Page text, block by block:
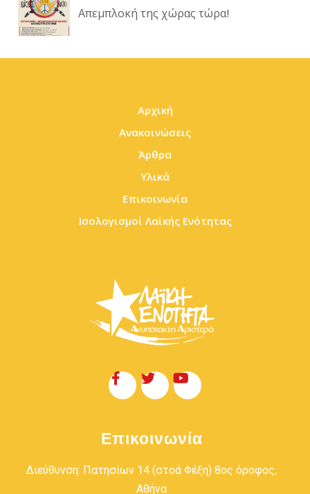
Απεμπλοκή της χώρας τώρα!
Αρχική
Ανακοινώσεις
Άρθρα
Υλικά
Επικοινωνία
Ισολογισμοί Λαϊκής Ενότητας
Επικοινωνία
Διεύθυνση: Πατησίων 14 (στοά Φέξη) 8ος όροφος,
Αθήνα